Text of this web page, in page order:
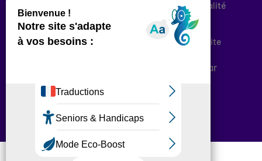
Politique de confidentialité
Conditions générales d’utilisation
Déclaration d’accessibilité
Plan du site
Plateforme développée en France par